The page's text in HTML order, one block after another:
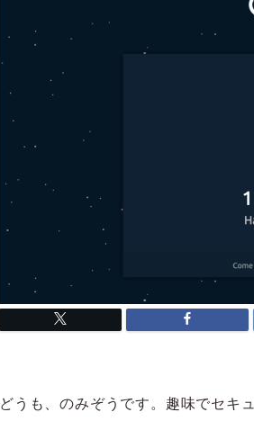
どうも、のみぞうです。趣味でセキ